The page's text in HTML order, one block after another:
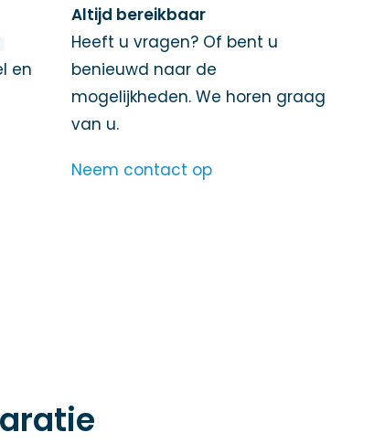
en
Altijd bereikbaar
Heeft u vragen? Of bent u
benieuwd naar de
mogelijkheden. We horen graag
van u.
Neem contact op